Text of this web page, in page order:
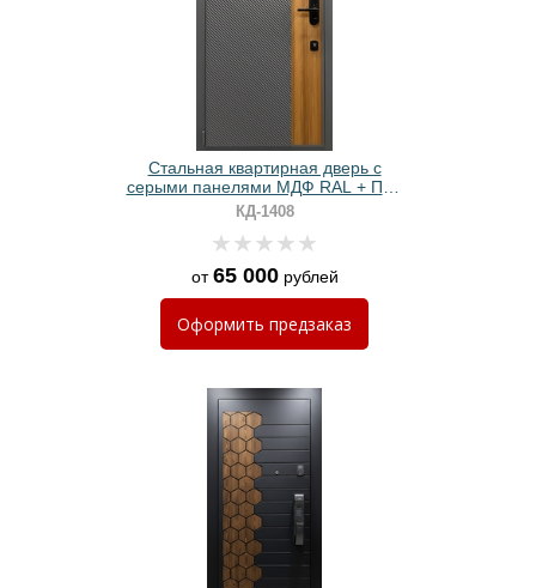
Стальная квартирная дверь с
серыми панелями МДФ RAL + ПВХ
и биометрическим замком
КД-1408
от65 000рублей
Оформить предзаказ